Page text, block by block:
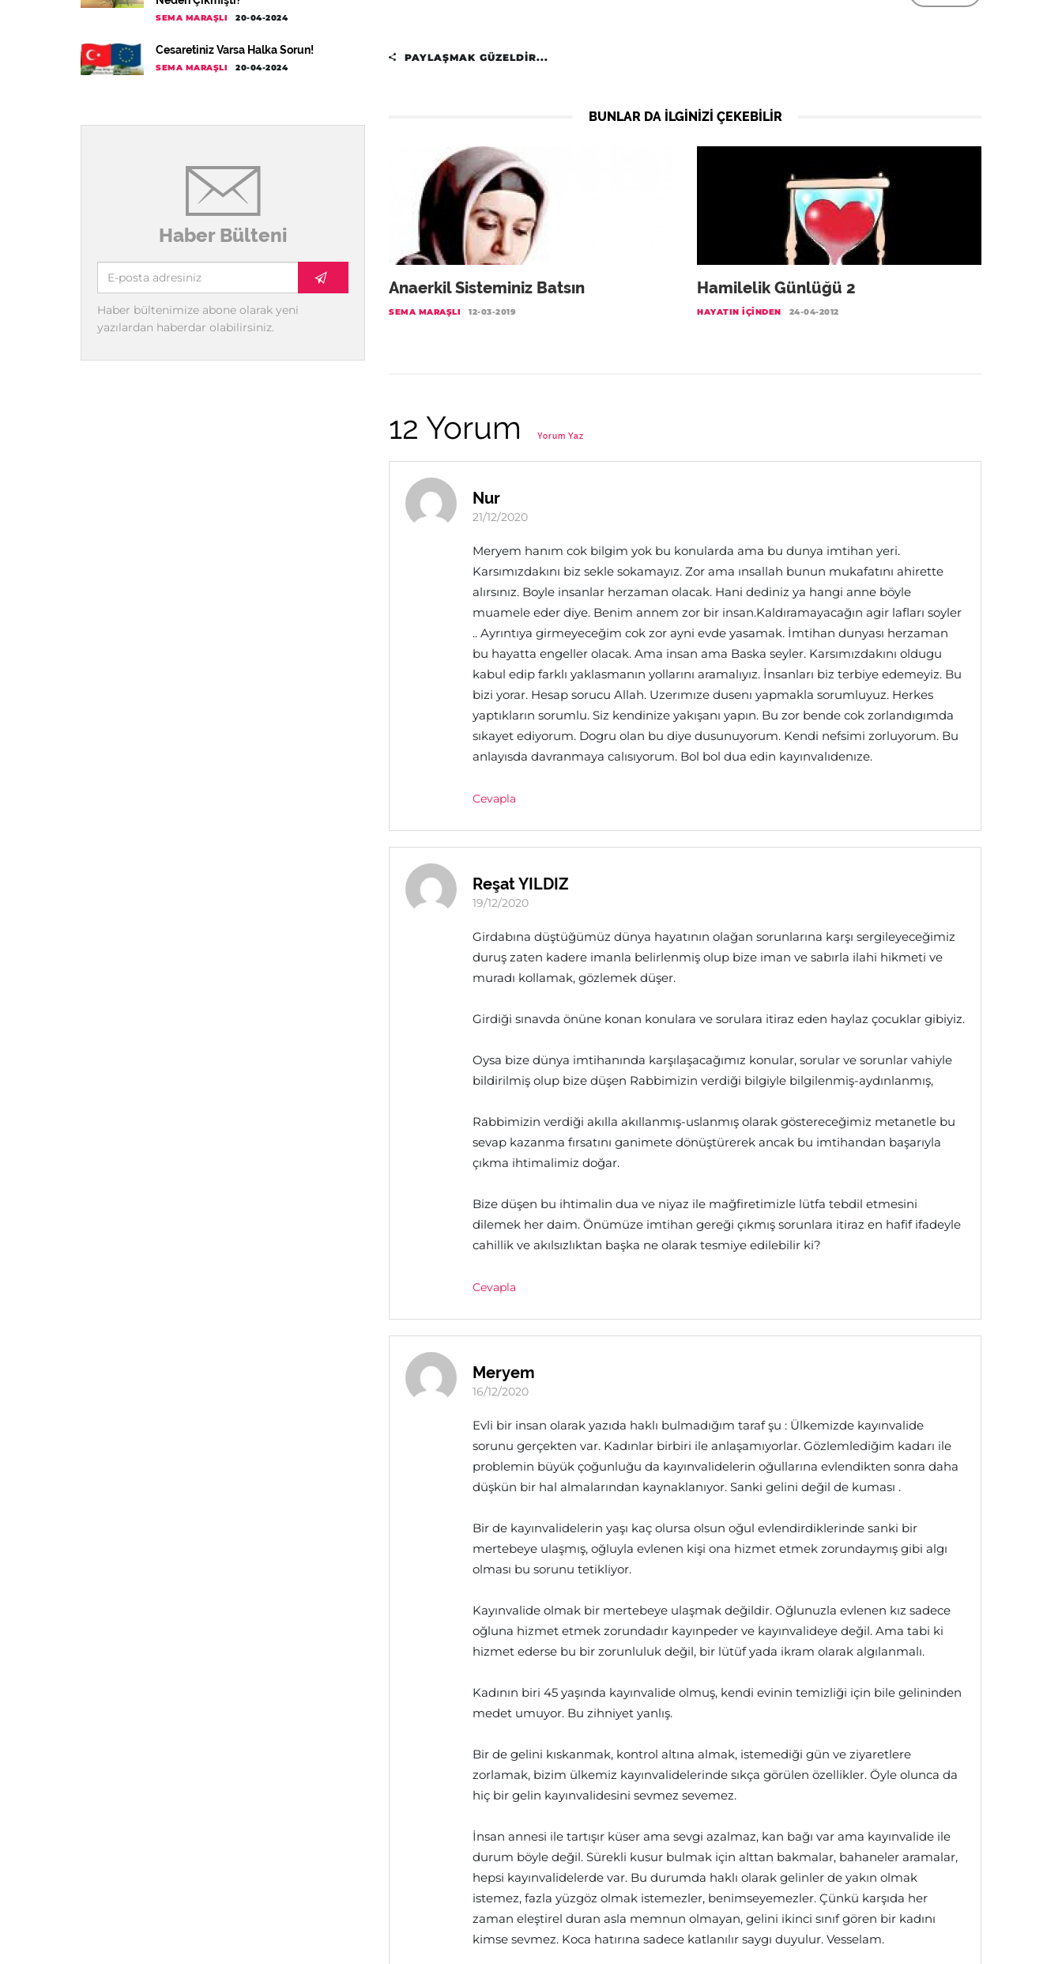
SEMA MARAŞLI 20-04-2024
Cesaretiniz Varsa Halka Sorun!
SEMA MARAŞLI 20-04-2024
Haber Bülteni
Haber bültenimize abone olarak yeni
yazılardan haberdar olabilirsiniz.
PAYLAŞMAK GÜZELDIR...
BUNLAR DA ILGINIZI ÇEKEBILIR
Anaerkil Sisteminiz Batsın
SEMA MARAŞLI 12-03-2019
Hamilelik Günlüğü 2
HAYATIN İÇINDEN 24-04-2012
12 Yorum Yorum Yaz
Nur
21/12/2020
Meryem hanım cok bilgim yok bu konularda ama bu dunya imtihan yeri.
Karsımızdakını biz sekle sokamayız. Zor ama ınsallah bunun mukafatını ahirette
alırsınız. Boyle insanlar herzaman olacak. Hani dediniz ya hangi anne böyle
muamele eder diye. Benim annem zor bir insan.Kaldıramayacağın agir lafları soyler
.. Ayrıntıya girmeyeceğim cok zor ayni evde yasamak. İmtihan dunyası herzaman
bu hayatta engeller olacak. Ama insan ama Baska seyler. Karsımızdakını oldugu
kabul edip farklı yaklasmanın yollarını aramalıyız. İnsanları biz terbiye edemeyiz. Bu
bizi yorar. Hesap sorucu Allah. Uzerımıze dusenı yapmakla sorumluyuz. Herkes
yaptıkların sorumlu. Siz kendinize yakışanı yapın. Bu zor bende cok zorlandıgımda
sıkayet ediyorum. Dogru olan bu diye dusunuyorum. Kendi nefsimi zorluyorum. Bu
anlayısda davranmaya calısıyorum. Bol bol dua edin kayınvalıdenıze.
Cevapla
Reşat YILDIZ
19/12/2020
Girdabına düştüğümüz dünya hayatının olağan sorunlarına karşı sergileyeceğimiz
duruş zaten kadere imanla belirlenmiş olup bize iman ve sabırla ilahi hikmeti ve
muradı kollamak, gözlemek düşer.
Girdiği sınavda önüne konan konulara ve sorulara itiraz eden haylaz çocuklar gibiyiz.
Oysa bize dünya imtihanında karşılaşacağımız konular, sorular ve sorunlar vahiyle
bildirilmiş olup bize düşen Rabbimizin verdiği bilgiyle bilgilenmiş-aydınlanmış,
Rabbimizin verdiği akılla akıllanmış-uslanmış olarak göstereceğimiz metanetle bu
sevap kazanma fırsatını ganimete dönüştürerek ancak bu imtihandan başarıyla
çıkma ihtimalimiz doğar.
Bize düşen bu ihtimalin dua ve niyaz ile mağfiretimizle lütfa tebdil etmesini
dilemek her daim. Önümüze imtihan gereği çıkmış sorunlara itiraz en hafif ifadeyle
cahillik ve akılsızlıktan başka ne olarak tesmiye edilebilir ki?
Cevapla
Meryem
16/12/2020
Evli bir insan olarak yazıda haklı bulmadığım taraf şu : Ülkemizde kayınvalide
sorunu gerçekten var. Kadınlar birbiri ile anlaşamıyorlar. Gözlemlediğim kadarı ile
problemin büyük çoğunluğu da kayınvalidelerin oğullarına evlendikten sonra daha
düşkün bir hal almalarından kaynaklanıyor. Sanki gelini değil de kuması .
Bir de kayınvalidelerin yaşı kaç olursa olsun oğul evlendirdiklerinde sanki bir
mertebeye ulaşmış, oğluyla evlenen kişi ona hizmet etmek zorundaymış gibi algı
olması bu sorunu tetikliyor.
Kayınvalide olmak bir mertebeye ulaşmak değildir. Oğlunuzla evlenen kız sadece
oğluna hizmet etmek zorundadır kayınpeder ve kayınvalideye değil. Ama tabi ki
hizmet ederse bu bir zorunluluk değil, bir lütüf yada ikram olarak algılanmalı.
Kadının biri 45 yaşında kayınvalide olmuş, kendi evinin temizliği için bile gelininden
medet umuyor. Bu zihniyet yanlış.
Bir de gelini kıskanmak, kontrol altına almak, istemediği gün ve ziyaretlere
zorlamak, bizim ülkemiz kayınvalidelerinde sıkça görülen özellikler. Öyle olunca da
hiç bir gelin kayınvalidesini sevmez sevemez.
İnsan annesi ile tartışır küser ama sevgi azalmaz, kan bağı var ama kayınvalide ile
durum böyle değil. Sürekli kusur bulmak için alttan bakmalar, bahaneler aramalar,
hepsi kayınvalidelerde var. Bu durumda haklı olarak gelinler de yakın olmak
istemez, fazla yüzgöz olmak istemezler, benimseyemezler. Çünkü karşıda her
zaman eleştirel duran asla memnun olmayan, gelini ikinci sınıf gören bir kadını
kimse sevmez. Koca hatırına sadece katlanılır saygı duyulur. Vesselam.